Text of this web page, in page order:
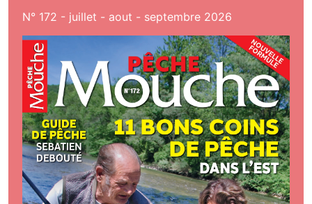
N° 172 - juillet - aout - septembre 2026